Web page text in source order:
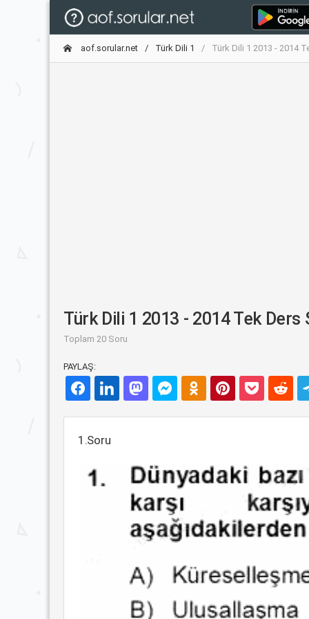
aof.sorular.net Türk Dili 1 Türk Dili 1 2013 - 2014
Türk Dili 1 2013 - 2014 Tek Ders
Toplam 20 Soru
PAYLAŞ:
1.Soru